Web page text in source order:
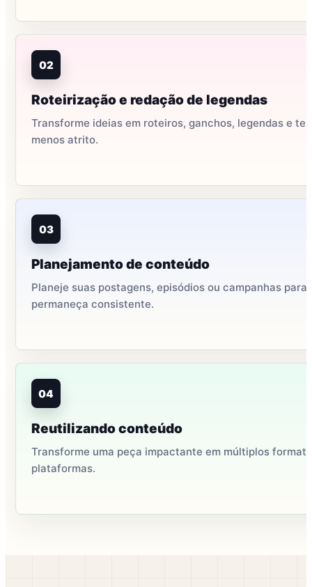
02
Roteirização e redação de legendas
Transforme ideias em roteiros, ganchos, legendas e
menos atrito.
03
Planejamento de conteúdo
Planeje suas postagens, episódios ou campanhas para
permaneça consistente.
04
Reutilizando conteúdo
Transforme uma peça impactante em múltiplos
plataformas.